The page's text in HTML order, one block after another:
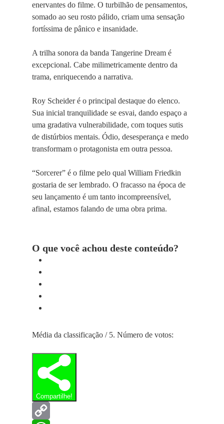
enervantes do filme. O turbilhão de pensamentos,
somado ao seu rosto pálido, criam uma sensação
fortíssima de pânico e insanidade.
A trilha sonora da banda Tangerine Dream é
excepcional. Cabe milimetricamente dentro da
trama, enriquecendo a narrativa.
Roy Scheider é o principal destaque do elenco.
Sua inicial tranquilidade se esvai, dando espaço a
uma gradativa vulnerabilidade, com toques sutis
de distúrbios mentais. Ódio, desesperança e medo
transformam o protagonista em outra pessoa.
“Sorcerer” é o filme pelo qual William Friedkin
gostaria de ser lembrado. O fracasso na época de
seu lançamento é um tanto incompreensível,
afinal, estamos falando de uma obra prima.
O que você achou deste conteúdo?
Média da classificação / 5. Número de votos:
Compartilhe!